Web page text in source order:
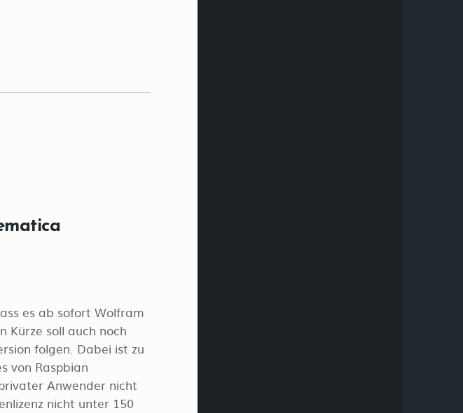
es ab sofort Wolfram
Kürze soll auch noch
folgen. Dabei ist zu
von Raspbian
Anwender nicht
nicht unter 150